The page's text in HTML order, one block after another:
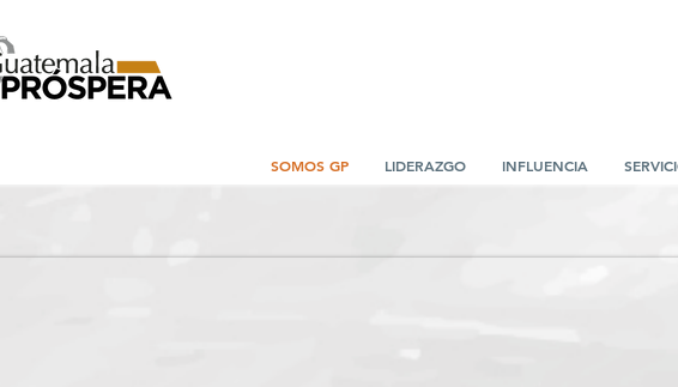
SOMOS GP LIDERAZGO INFLUENCIA